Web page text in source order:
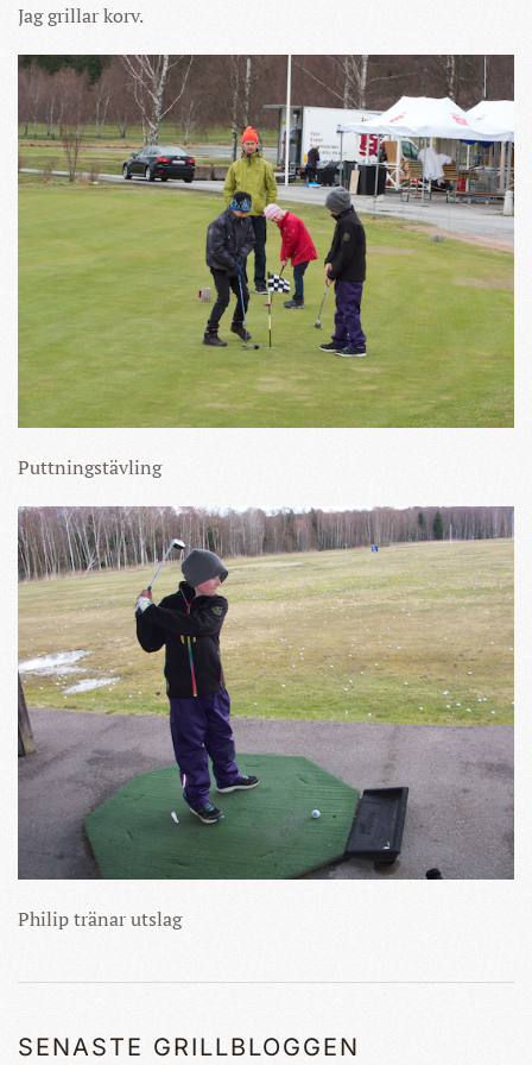
Jag grillar korv.
Puttningstävling
Philip tränar utslag
SENASTE GRILLBLOGGEN